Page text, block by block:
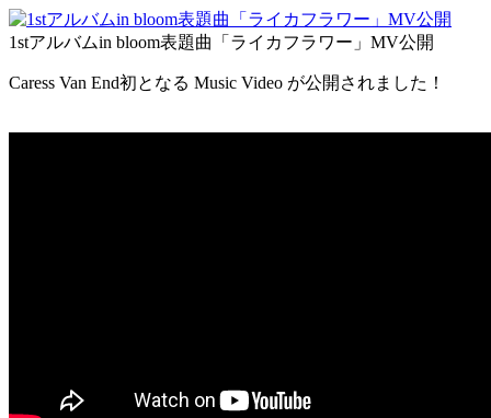
1stアルバムin bloom表題曲「ライカフラワー」MV公開
Caress Van End初となる Music Video が公開されました！